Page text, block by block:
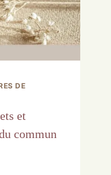
DE
et
commun